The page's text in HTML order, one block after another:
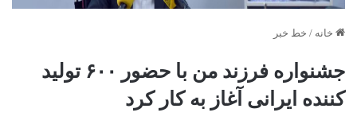
خانه / خط خبر
جشنواره فرزند من با حضور ۶۰۰ تولید
کننده ایرانی آغاز به کار کرد